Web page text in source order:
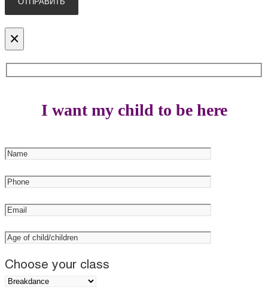
×
I want my child to be here
Choose your class